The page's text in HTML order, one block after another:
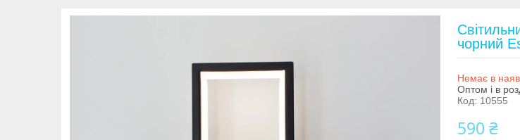
чорний
Немає в
Оптом і в
Код: 10555
590 ₴